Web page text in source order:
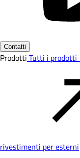
Contatti
Prodotti Tutti i prodotti
rivestimenti per esterni